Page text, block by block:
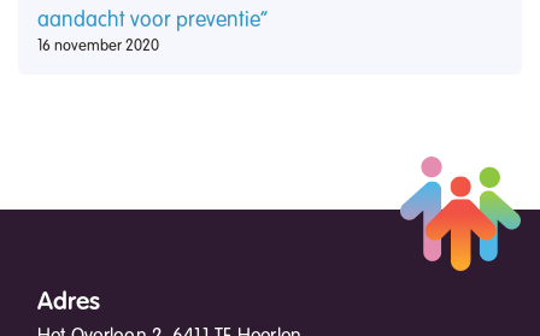
aandacht voor preventie”
16 november 2020
Adres